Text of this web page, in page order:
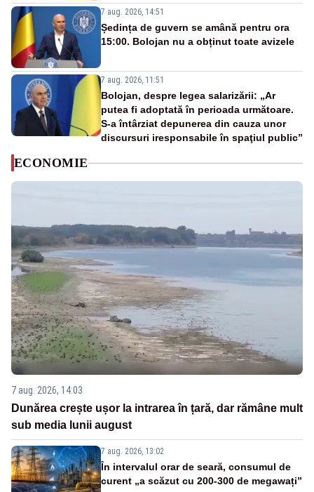
7 aug. 2026, 14:51
Ședința de guvern se amână pentru ora
15:00. Bolojan nu a obținut toate avizele
7 aug. 2026, 11:51
Bolojan, despre legea salarizării: „Ar
putea fi adoptată în perioada următoare.
S-a întârziat depunerea din cauza unor
discursuri iresponsabile în spaţiul public”
ECONOMIE
7 aug. 2026, 14:03
Dunărea crește ușor la intrarea în țară, dar rămâne mult
sub media lunii august
7 aug. 2026, 13:02
În intervalul orar de seară, consumul de
curent „a scăzut cu 200-300 de megawați”